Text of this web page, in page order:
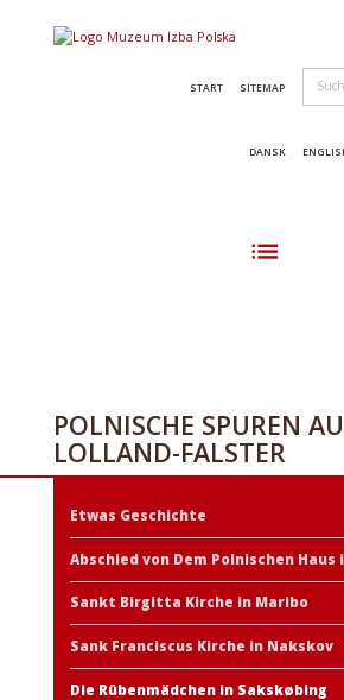
SITEMAP
START
DANSK
list
POLNISCHE SPUREN
LOLLAND-FALSTER
Etwas Geschichte
Abschied von Dem Polnischen Haus
Sankt Birgitta Kirche in Maribo
Sank Franciscus Kirche in Nakskov
Die Rübenmädchen in Sakskøbing